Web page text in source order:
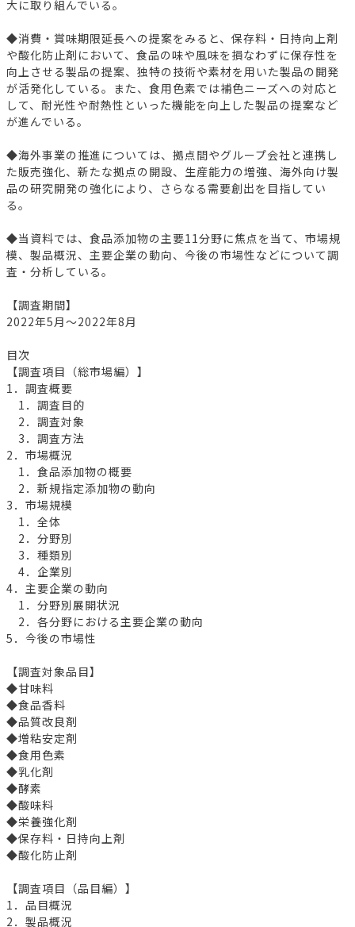
大に取り組んでいる。
◆消費・賞味期限延長への提案をみると、保存料・日持向上剤
や酸化防止剤において、食品の味や風味を損なわずに保存性を
向上させる製品の提案、独特の技術や素材を用いた製品の開発
が活発化している。また、食用色素では補色ニーズへの対応と
して、耐光性や耐熱性といった機能を向上した製品の提案など
が進んでいる。
◆海外事業の推進については、拠点間やグループ会社と連携し
た販売強化、新たな拠点の開設、生産能力の増強、海外向け製
品の研究開発の強化により、さらなる需要創出を目指してい
る。
◆当資料では、食品添加物の主要11分野に焦点を当て、市場規
模、製品概況、主要企業の動向、今後の市場性などについて調
査・分析している。
【調査期間】
2022年5月～2022年8月
目次
【調査項目（総市場編）】
1．調査概要
1．調査目的
2．調査対象
3．調査方法
2．市場概況
1．食品添加物の概要
2．新規指定添加物の動向
3．市場規模
1．全体
2．分野別
3．種類別
4．企業別
4．主要企業の動向
1．分野別展開状況
2．各分野における主要企業の動向
5．今後の市場性
【調査対象品目】
◆甘味料
◆食品香料
◆品質改良剤
◆増粘安定剤
◆食用色素
◆乳化剤
◆酵素
◆酸味料
◆栄養強化剤
◆保存料・日持向上剤
◆酸化防止剤
【調査項目（品目編）】
1．品目概況
2．製品概況